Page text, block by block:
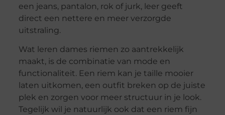
een jeans, pantalon, rok of jurk, leer geeft
direct een nettere en meer verzorgde
uitstraling.
Wat leren dames riemen zo aantrekkelijk
maakt, is de combinatie van mode en
functionaliteit. Een riem kan je taille mooier
laten uitkomen, een outfit breken op de juiste
plek en zorgen voor meer structuur in je look.
Tegelijk wil je natuurlijk ook dat een riem fijn